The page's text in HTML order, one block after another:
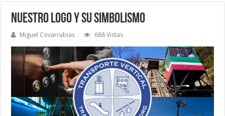
Nuestro Logo Y Su Simbolismo
Miguel Covarrubias 688 Vistas